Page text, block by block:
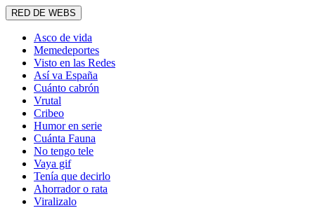
RED DE WEBS
Asco de vida
Memedeportes
Visto en las Redes
Así va España
Cuánto cabrón
Vrutal
Cribeo
Humor en serie
Cuánta Fauna
No tengo tele
Vaya gif
Tenía que decirlo
Ahorrador o rata
Viralizalo